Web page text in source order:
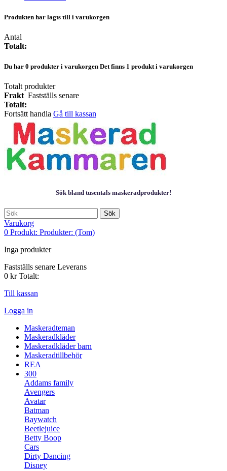
Produkten har lagts till i varukorgen
Antal
Totalt:
Du har 0 produkter i varukorgen Det finns 1 produkt i varukorgen
Totalt produkter
Frakt Fastställs senare
Totalt:
Fortsätt handla Gå till kassan
Sök bland tusentals maskeradprodukter!
Sök
Varukorg
0 Produkt: Produkter: (Tom)
Inga produkter
Fastställs senare Leverans
0 kr Totalt:
Till kassan
Logga in
Maskeradteman
Maskeradkläder
Maskeradkläder barn
Maskeradtillbehör
REA
300
Addams family
Avengers
Avatar
Batman
Baywatch
Beetlejuice
Betty Boop
Cars
Dirty Dancing
Disney